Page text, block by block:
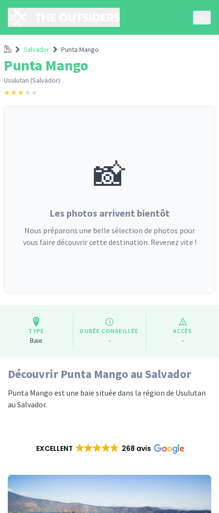
AccueilSalvador Punta Mango
Punta Mango
Usulutan (Salvador)
★★★ ★ ★
📸
Les photos arrivent bientôt
Nous préparons une belle sélection de photos pour
vous faire découvrir cette destination. Revenez vite !
TYPE
Baie
DURÉE CONSEILLÉE
-
ACCÈS
-
Découvrir Punta Mango au Salvador
Punta Mango est une baie située dans la région de Usulutan
au Salvador.
EXCELLENT 268 avis